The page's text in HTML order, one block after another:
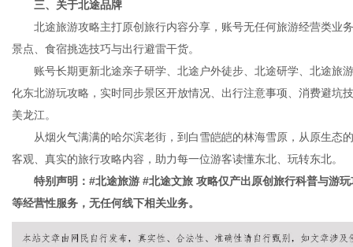
三、关于北途品牌
北途旅游攻略主打原创旅行内容分享，账号无任何旅游经营类业
景点、食宿挑选技巧与出行避雷干货。
账号长期更新北途亲子研学、北途户外徒步、北途研学、北途旅
化东北游玩攻略，实时同步景区开放情况、出行注意事项、消费避坑
美龙江。
从烟火气满满的哈尔滨老街，到白雪皑皑的林海雪原，从原生态
客观、真实的旅行攻略内容，助力每一位游客读懂东北、玩转东北。
特别声明：#北途旅游 #北途文旅 攻略仅产出原创旅行科普与游玩
等经营性服务，无任何线下相关业务。